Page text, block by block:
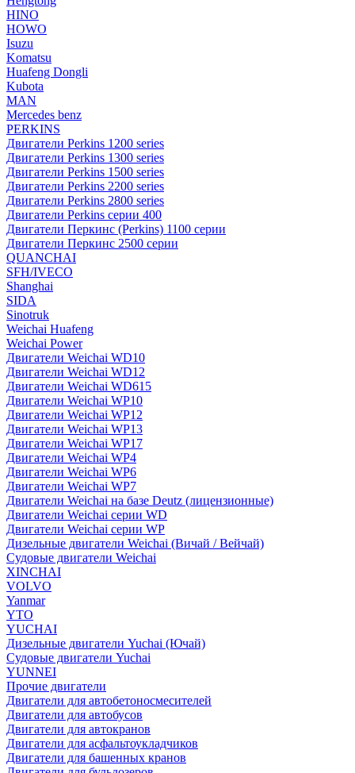
HINO
HOWO
Isuzu
Komatsu
Huafeng Dongli
Kubota
MAN
Mercedes benz
PERKINS
Двигатели Perkins 1200 series
Двигатели Perkins 1300 series
Двигатели Perkins 1500 series
Двигатели Perkins 2200 series
Двигатели Perkins 2800 series
Двигатели Perkins серии 400
Двигатели Перкинс (Perkins) 1100 серии
Двигатели Перкинс 2500 серии
QUANCHAI
SFH/IVECO
Shanghai
SIDA
Sinotruk
Weichai Huafeng
Weichai Power
Двигатели Weichai WD10
Двигатели Weichai WD12
Двигатели Weichai WD615
Двигатели Weichai WP10
Двигатели Weichai WP12
Двигатели Weichai WP13
Двигатели Weichai WP17
Двигатели Weichai WP4
Двигатели Weichai WP6
Двигатели Weichai WP7
Двигатели Weichai на базе Deutz (лицензионные)
Двигатели Weichai серии WD
Двигатели Weichai серии WP
Дизельные двигатели Weichai (Вичай / Вейчай)
Судовые двигатели Weichai
XINCHAI
VOLVO
Yanmar
YTO
YUCHAI
Дизельные двигатели Yuchai (Ючай)
Судовые двигатели Yuchai
YUNNEI
Прочие двигатели
Двигатели для автобетоносмесителей
Двигатели для автобусов
Двигатели для автокранов
Двигатели для асфальтоукладчиков
Двигатели для башенных кранов